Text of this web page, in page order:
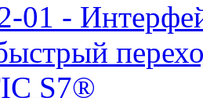
01 -
S7®